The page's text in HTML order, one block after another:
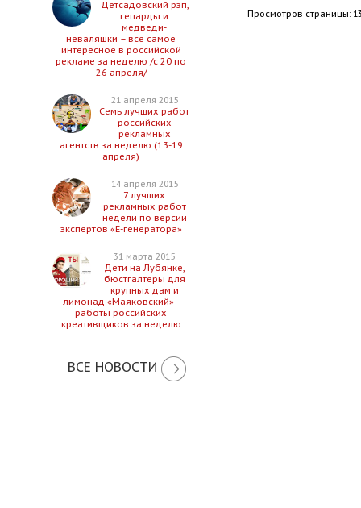
Детсадовский рэп,
гепарды и
медведи-
неваляшки – все самое
интересное в российской
рекламе за неделю /с 20 по
26 апреля/
21 апреля 2015
Семь лучших работ
российских
рекламных
агентств за неделю (13-19
апреля)
14 апреля 2015
7 лучших
рекламных работ
недели по версии
экспертов «Е-генератора»
31 марта 2015
Дети на Лубянке,
бюстгалтеры для
крупных дам и
лимонад «Маяковский» -
работы российских
креативщиков за неделю
ВСЕ НОВОСТИ
Просмотров страницы: